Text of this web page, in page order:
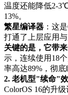
温度还能降低2-
13%。
繁星编译器 ：这
打通了上层应用
关键的是，它带
示，连续使用18
率高达89%，彻
2. 老机型"续命"
ColorOS 16的升